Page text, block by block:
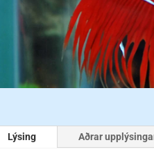
Lýsing Aðrar